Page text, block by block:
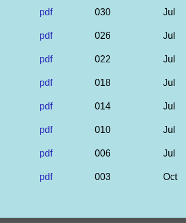
pdf 030 Jul
pdf 026 Jul
pdf 022 Jul
pdf 018 Jul
pdf 014 Jul
pdf 010 Jul
pdf 006 Jul
pdf 003 Oct